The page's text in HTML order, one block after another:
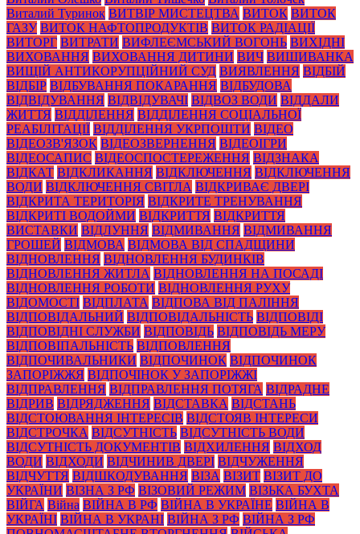
Виталий Туринок ВИТВІР МИСТЕЦТВА ВИТОК ВИТОК
ГАЗУ ВИТОК НАФТОПРОДУКТІВ ВИТОК РАДІАЦІЇ
ВИТОРГ ВИТРАТИ ВИФЛЕЄМСЬКИЙ ВОГОНЬ ВИХІДНІ
ВИХОВАННЯ ВИХОВАННЯ ДИТИНИ ВИЧ ВИШИВАНКА
ВИЩІЙ АНТИКОРУПЦІЙНИЙ СУД ВИЯВЛЕННЯ ВІДБІЙ
ВІДБІР ВІДБУВАННЯ ПОКАРАННЯ ВІДБУДОВА
ВІДВІДУВАННЯ ВІДВІДУВАЧІ ВІДВОЗ ВОДИ ВІДДАЛИ
ЖИТТЯ ВІДДІЛЕННЯ ВІДДІЛЕННЯ СОЦІАЛЬНОЇ
РЕАБІЛІТАЦІЇ ВІДДІЛЕННЯ УКРПОШТИ ВІДЕО
ВІДЕОЗВ'ЯЗОК ВІДЕОЗВЕРНЕННЯ ВІДЕОІГРИ
ВІДЕОСАПИС ВІДЕОСПОСТЕРЕЖЕННЯ ВІДЗНАКА
ВІДКАТ ВІДКЛИКАННЯ ВІДКЛЮЧЕННЯ ВІДКЛЮЧЕННЯ
ВОДИ ВІДКЛЮЧЕННЯ СВІТЛА ВІДКРИВАЄ ДВЕРІ
ВІДКРИТА ТЕРИТОРІЯ ВІДКРИТЕ ТРЕНУВАННЯ
ВІДКРИТІ ВОДОЙМИ ВІДКРИТТЯ ВІДКРИТТЯ
ВИСТАВКИ ВІДЛУННЯ ВІДМИВАННЯ ВІДМИВАННЯ
ГРОШЕЙ ВІДМОВА ВІДМОВА ВІД СПАДЩИНИ
ВІДНОВЛЕННЯ ВІДНОВЛЕННЯ БУДИНКІВ
ВІДНОВЛЕННЯ ЖИТЛА ВІДНОВЛЕННЯ НА ПОСАДІ
ВІДНОВЛЕННЯ РОБОТИ ВІДНОВЛЕННЯ РУХУ
ВІДОМОСТІ ВІДПЛАТА ВІДПОВА ВІД ПАЛІННЯ
ВІДПОВІДАЛЬНИЙ ВІДПОВІДАЛЬНІСТЬ ВІДПОВІДІ
ВІДПОВІДНІ СЛУЖБИ ВІДПОВІДЬ ВІДПОВІДЬ МЕРУ
ВІДПОВІПАЛЬНІСТЬ ВІДПОВЛЕННЯ
ВІДПОЧИВАЛЬНИКИ ВІДПОЧИНОК ВІДПОЧИНОК
ЗАПОРІЖЖЯ ВІДПОЧІНОК У ЗАПОРІЖЖІ
ВІДПРАВЛЕННЯ ВІДПРАВЛЕННЯ ПОТЯГА ВІДРАДНЕ
ВІДРИВ ВІДРЯДЖЕННЯ ВІДСТАВКА ВІДСТАНЬ
ВІДСТОЮВАННЯ ІНТЕРЕСІВ ВІДСТОЯВ ІНТЕРЕСИ
ВІДСТРОЧКА ВІДСУТНІСТЬ ВІДСУТНІСТЬ ВОДИ
ВІДСУТНІСТЬ ДОКУМЕНТІВ ВІДХИЛЕННЯ ВІДХОД
ВОДИ ВІДХОДИ ВІДЧИНИВ ДВЕРІ ВІДЧУЖЕННЯ
ВІДЧУТТЯ ВІДШКОДУВАННЯ ВІЗА ВІЗИТ ВІЗИТ ДО
УКРАЇНИ ВІЗНА З РФ ВІЗОВИЙ РЕЖИМ ВІЗЬКА БУХТА
ВІЙГА Війна ВІЙНА В РФ ВІЙНА В УКРАЇНЕ ВІЙНА В
УКРАЇНІ ВІЙНА В УКРАНІ ВІЙНА З РФ ВІЙНА З РФ